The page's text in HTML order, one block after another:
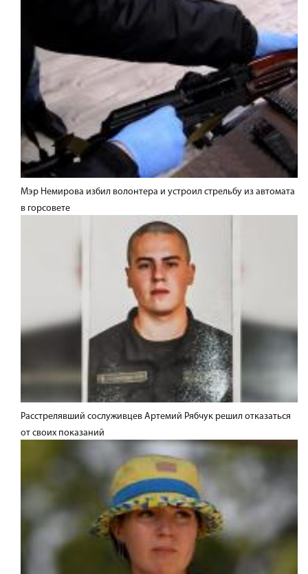
Мэр Немирова избил волонтера и устроил стрельбу из автомата
в горсовете
Расстрелявший сослуживцев Артемий Рябчук решил отказаться
от своих показаний